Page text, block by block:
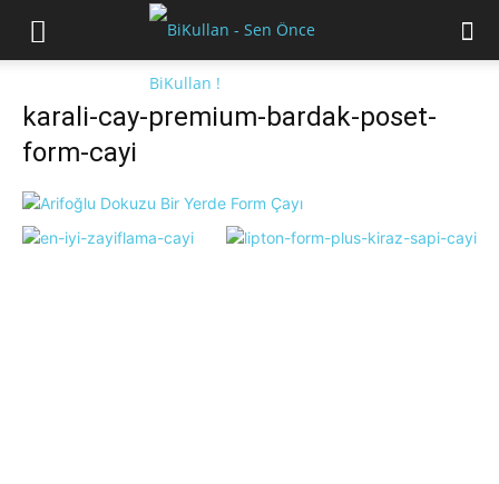
karali-cay-premium-bardak-poset-
form-cayi